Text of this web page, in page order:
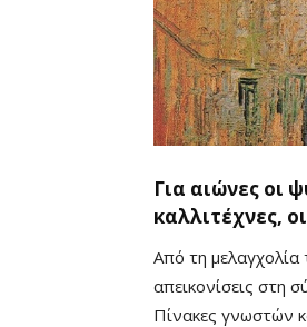
Για αιώνες οι
καλλιτέχνες,
Από τη μελαγχολία
απεικονίσεις στη
Πίνακες γνωστών